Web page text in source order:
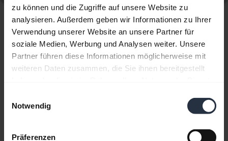
zu können und die Zugriffe auf unsere Website zu
analysieren. Außerdem geben wir Informationen zu Ihrer
Verwendung unserer Website an unsere Partner für
soziale Medien, Werbung und Analysen weiter. Unsere
Partner führen diese Informationen möglicherweise mit
weiteren Daten zusammen, die Sie ihnen bereitgestellt
Notwendig
Präferenzen
Angezeigt werden 10 von 10